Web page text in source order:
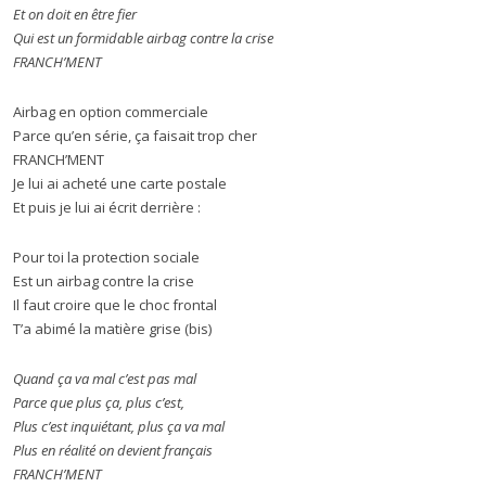
Et on doit en être fier
Qui est un formidable airbag contre la crise
FRANCH’MENT
Airbag en option commerciale
Parce qu’en série, ça faisait trop cher
FRANCH’MENT
Je lui ai acheté une carte postale
Et puis je lui ai écrit derrière :
Pour toi la protection sociale
Est un airbag contre la crise
Il faut croire que le choc frontal
T’a abimé la matière grise (bis)
Quand ça va mal c’est pas mal
Parce que plus ça, plus c’est,
Plus c’est inquiétant, plus ça va mal
Plus en réalité on devient français
FRANCH’MENT